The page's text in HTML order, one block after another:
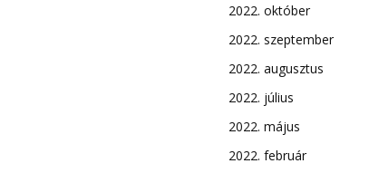
2022. október
2022. szeptember
2022. augusztus
2022. július
2022. május
2022. február